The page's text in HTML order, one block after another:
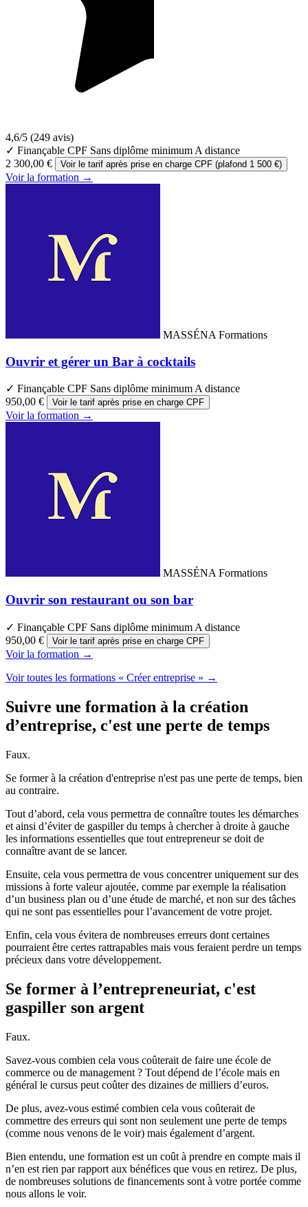
4,6/5 (249 avis)
✓ Finançable CPF Sans diplôme minimum A distance
2 300,00 €
Voir le tarif après prise en charge CPF (plafond 1 500 €)
Voir la formation →
MASSÉNA Formations
Ouvrir et gérer un Bar à cocktails
✓ Finançable CPF Sans diplôme minimumA distance
950,00 €
Voir le tarif après prise en charge CPF
Voir la formation →
MASSÉNA Formations
Ouvrir son restaurant ou son bar
✓ Finançable CPF Sans diplôme minimum A distance
950,00 €
Voir le tarif après prise en charge CPF
Voir la formation →
Voir toutes les formations « Créer entreprise » →
Suivre une formation à la création
d’entreprise, c'est une perte de temps
Faux.
Se former à la création d'entreprise n'est pas une perte de temps, bien
au contraire.
Tout d’abord, cela vous permettra de connaître toutes les démarches
et ainsi d’éviter de gaspiller du temps à chercher à droite à gauche
les informations essentielles que tout entrepreneur se doit de
connaître avant de se lancer.
Ensuite, cela vous permettra de vous concentrer uniquement sur des
missions à forte valeur ajoutée, comme par exemple la réalisation
d’un business plan ou d’une étude de marché, et non sur des tâches
qui ne sont pas essentielles pour l’avancement de votre projet.
Enfin, cela vous évitera de nombreuses erreurs dont certaines
pourraient être certes rattrapables mais vous feraient perdre un temps
précieux dans votre développement.
Se former à l’entrepreneuriat, c'est
gaspiller son argent
Faux.
Savez-vous combien cela vous coûterait de faire une école de
commerce ou de management ? Tout dépend de l’école mais en
général le cursus peut coûter des dizaines de milliers d’euros.
De plus, avez-vous estimé combien cela vous coûterait de
commettre des erreurs qui sont non seulement une perte de temps
(comme nous venons de le voir) mais également d’argent.
Bien entendu, une formation est un coût à prendre en compte mais il
n’en est rien par rapport aux bénéfices que vous en retirez. De plus,
de nombreuses solutions de financements sont à votre portée comme
nous allons le voir.